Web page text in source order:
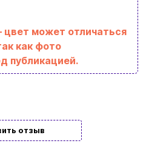
может отличаться
как фото
публикацией.
отзыв